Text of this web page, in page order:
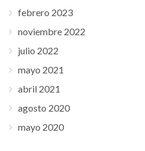
febrero 2023
noviembre 2022
julio 2022
mayo 2021
abril 2021
agosto 2020
mayo 2020